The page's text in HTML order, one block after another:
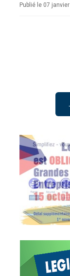
Publié le 07